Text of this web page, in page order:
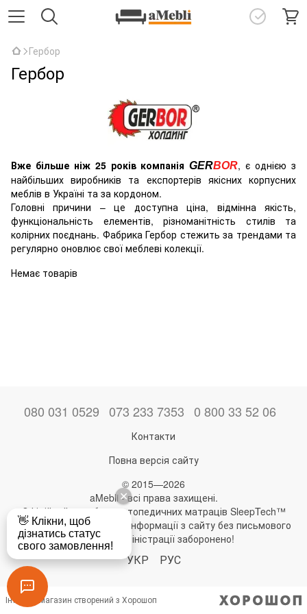
Гербор
Гербор
Вже більше ніж 25 років компанія GERBOR, є однією з
найбільших виробників та експортерів якісних корпусних
меблів в Україні та за кордоном.
Головні причини – це доступна ціна, відмінна якість,
функціональність елементів, різноманітність стилів та
колірних поєднань. Фабрика Гербор стежить за трендами та
регулярно оновлює свої меблеві колекції.
Немає товарів
080 031 0529 073 233 7353 0 800 33 52 06
Контакти
Повна версія сайту
© 2015—2026
aMebli - всі права захищені.
Офіційний виробник ортопедичних матраців SleepTech™
Будь-яке використання інформації з сайту без письмового
дозволу адміністрації заборонено!
УКР РУС
Інтернет-магазин створений з Хорошоп